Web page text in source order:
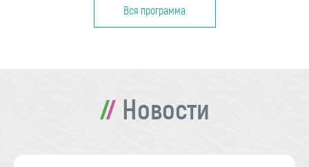
Вся программа
Новости